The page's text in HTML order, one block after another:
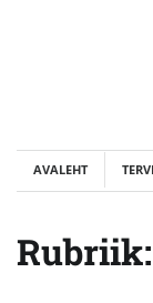
AVALEHT
Rubriik: